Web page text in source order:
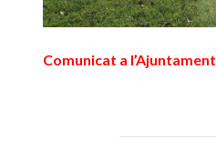
Comunicat a l’Ajuntament.